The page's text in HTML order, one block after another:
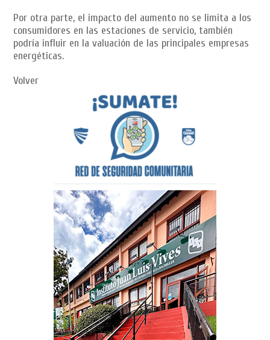
Por otra parte, el impacto del aumento no se limita a los
consumidores en las estaciones de servicio, también
podría influir en la valuación de las principales empresas
energéticas.
Volver